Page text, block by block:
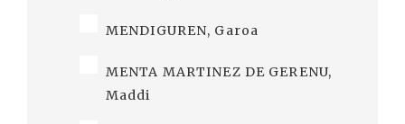
MENDIGUREN, Garoa
MENTA MARTINEZ DE GERENU,
Maddi